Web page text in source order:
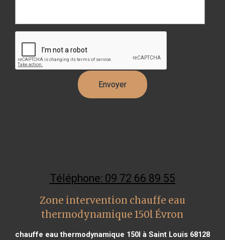
Téléphone: 09 72 66 89 55
Zone intervention chauffe eau
thermodynamique 150l Évron
chauffe eau thermodynamique 150l à Saint Louis 68128